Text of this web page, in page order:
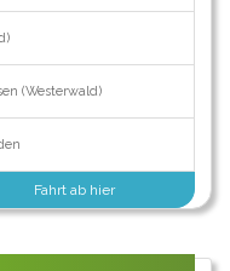
(Westerwald)
Fahrt ab hier